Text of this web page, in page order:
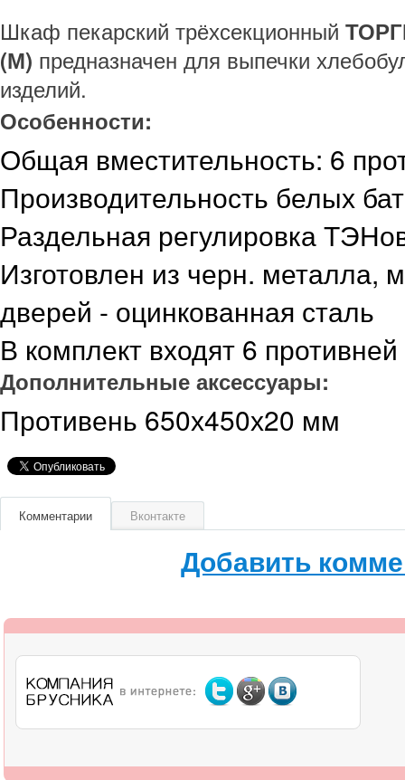
Шкаф пекарский трёхсекционный
(М) предназначен для выпечки
изделий.
Особенности:
Общая вместительность: 6
Производительность белых
Раздельная регулировка
Изготовлен из черн. металла,
дверей - оцинкованная сталь
В комплект входят 6
Дополнительные аксессуары:
Противень 650х450х20 мм
Комментарии Вконтакте
Добавить